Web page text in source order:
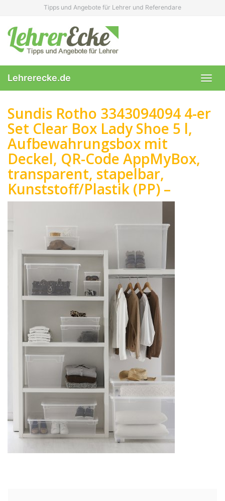
content
Tipps und Angebote für Lehrer und Referendare
Lehrerecke.de
Sundis Rotho 3343094094 4-er
Set Clear Box Lady Shoe 5 l,
Aufbewahrungsbox mit
Deckel, QR-Code AppMyBox,
transparent, stapelbar,
Kunststoff/Plastik (PP) –